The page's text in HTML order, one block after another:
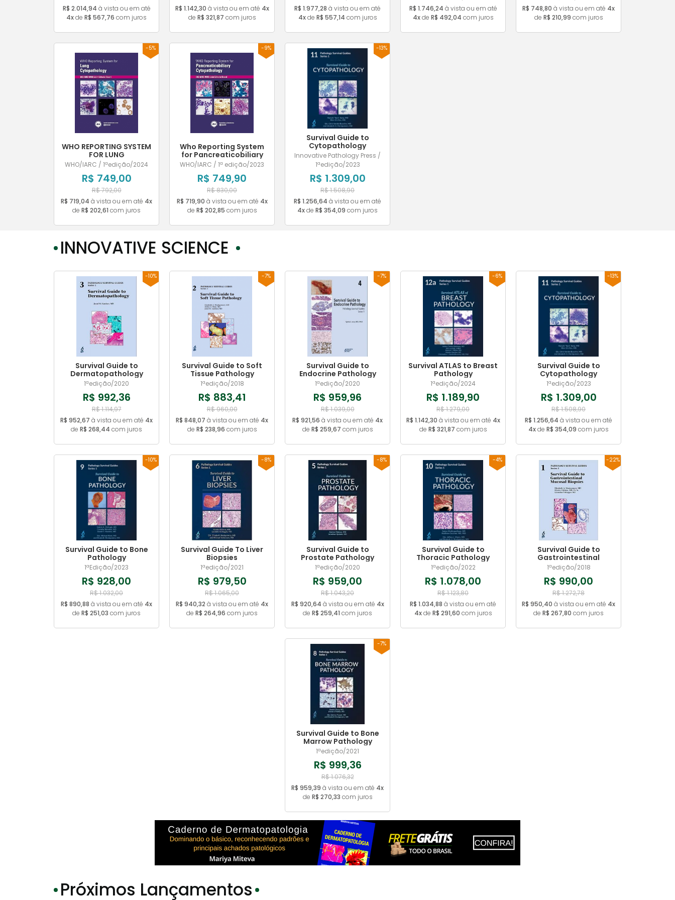
R$ 2.014,94 à vista ou em até
4xde R$ 567,76 com juros
R$ 1.142,30 à vista ou em até 4x
de R$ 321,87 com juros
R$ 1.977,28 à vista ou em até
4xde R$ 557,14 com juros
R$ 1.746,24 à vista ou em até
4xde R$ 492,04 com juros
R$ 748,80 à vista ou em até 4x
de R$ 210,99 com juros
-5%
WHO REPORTING SYSTEM
FOR LUNG
CYTOPATHOLOGY
WHO/IARC / 1ªedição/2024
R$ 749,00
R$ 792,00
R$ 719,04 à vista ou em até 4x
de R$ 202,61 com juros
-9%
Who Reporting System
for Pancreaticobiliary
Cytopathology
WHO/IARC / 1ª edição/2023
R$ 749,90
R$ 830,00
R$ 719,90 à vista ou em até 4x
de R$ 202,85 com juros
-13%
Survival Guide to
Cytopathology
Innovative Pathology Press /
1ªedição/2023
R$ 1.309,00
R$ 1.508,90
R$ 1.256,64 à vista ou em até
4xde R$ 354,09 com juros
INNOVATIVE SCIENCE
-10%
Survival Guide to
Dermatopathology
1ªedição/2020
R$ 992,36
R$ 1.114,97
R$ 952,67 à vista ou em até 4x
de R$ 268,44 com juros
-7%
Survival Guide to Soft
Tissue Pathology
1ªedição/2018
R$ 883,41
R$ 960,00
R$ 848,07 à vista ou em até 4x
de R$ 238,96 com juros
-7%
Survival Guide to
Endocrine Pathology
1ªedição/2020
R$ 959,96
R$ 1.039,00
R$ 921,56 à vista ou em até 4x
de R$ 259,67 com juros
-6%
Survival ATLAS to Breast
Pathology
1ªedição/2024
R$ 1.189,90
R$ 1.279,00
R$ 1.142,30 à vista ou em até 4x
de R$ 321,87 com juros
-13%
Survival Guide to
Cytopathology
1ªedição/2023
R$ 1.309,00
R$ 1.508,90
R$ 1.256,64 à vista ou em até
4xde R$ 354,09 com juros
-10%
Survival Guide to Bone
Pathology
1ªEdição/2023
R$ 928,00
R$ 1.032,00
R$ 890,88 à vista ou em até 4x
de R$ 251,03 com juros
-8%
Survival Guide To Liver
Biopsies
1ªedição/2021
R$ 979,50
R$ 1.065,00
R$ 940,32 à vista ou em até 4x
de R$ 264,96 com juros
-8%
Survival Guide to
Prostate Pathology
1ªedição/2020
R$ 959,00
R$ 1.043,20
R$ 920,64 à vista ou em até 4x
de R$ 259,41 com juros
-4%
Survival Guide to
Thoracic Pathology
1ªedição/2022
R$ 1.078,00
R$ 1.123,80
R$ 1.034,88 à vista ou em até
4xde R$ 291,60 com juros
-22%
Survival Guide to
Gastrointestinal
Mucosal Biopsies
1ªedição/2018
R$ 990,00
R$ 1.272,78
R$ 950,40 à vista ou em até 4x
de R$ 267,80 com juros
-7%
Survival Guide to Bone
Marrow Pathology
1ªedição/2021
R$ 999,36
R$ 1.076,32
R$ 959,39 à vista ou em até 4x
de R$ 270,33 com juros
Próximos Lançamentos